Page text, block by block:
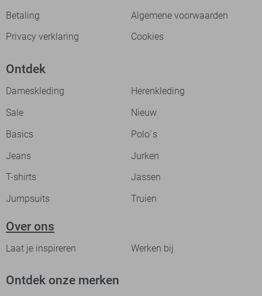
Betaling
Algemene voorwaarden
Privacy verklaring
Cookies
Ontdek
Dameskleding
Herenkleding
Sale
Nieuw
Basics
Polo`s
Jeans
Jurken
T-shirts
Jassen
Jumpsuits
Truien
Over ons
Laat je inspireren Werken bij
Ontdek onze merken